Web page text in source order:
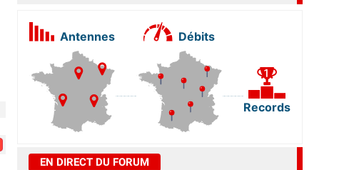
Antennes Débits
Records
EN DIRECT DU FORUM